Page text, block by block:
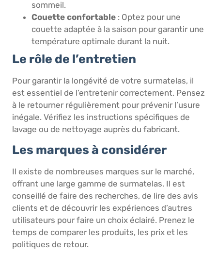
sommeil.
Couette confortable : Optez pour une
couette adaptée à la saison pour garantir une
température optimale durant la nuit.
Le rôle de l’entretien
Pour garantir la longévité de votre surmatelas, il
est essentiel de l’entretenir correctement. Pensez
à le retourner régulièrement pour prévenir l’usure
inégale. Vérifiez les instructions spécifiques de
lavage ou de nettoyage auprès du fabricant.
Les marques à considérer
Il existe de nombreuses marques sur le marché,
offrant une large gamme de surmatelas. Il est
conseillé de faire des recherches, de lire des avis
clients et de découvrir les expériences d’autres
utilisateurs pour faire un choix éclairé. Prenez le
temps de comparer les produits, les prix et les
politiques de retour.